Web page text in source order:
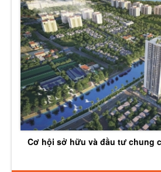
Cơ hội sở hữu và đầu tư chung